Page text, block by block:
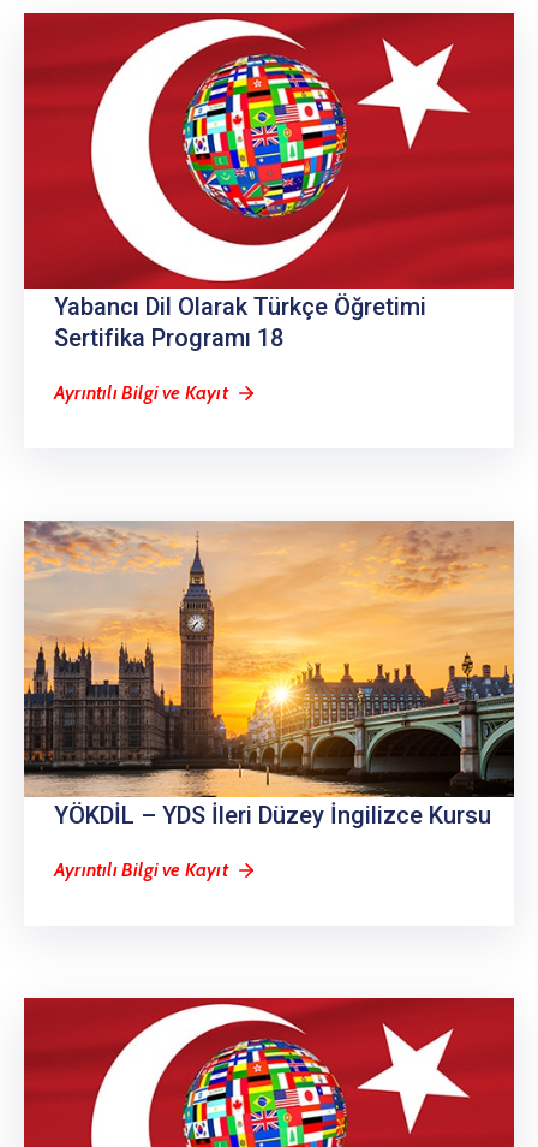
Yabancı Dil Olarak Türkçe Öğretimi
Sertifika Programı 18
Ayrıntılı Bilgi ve Kayıt
YÖKDİL – YDS İleri Düzey İngilizce Kursu
Ayrıntılı Bilgi ve Kayıt